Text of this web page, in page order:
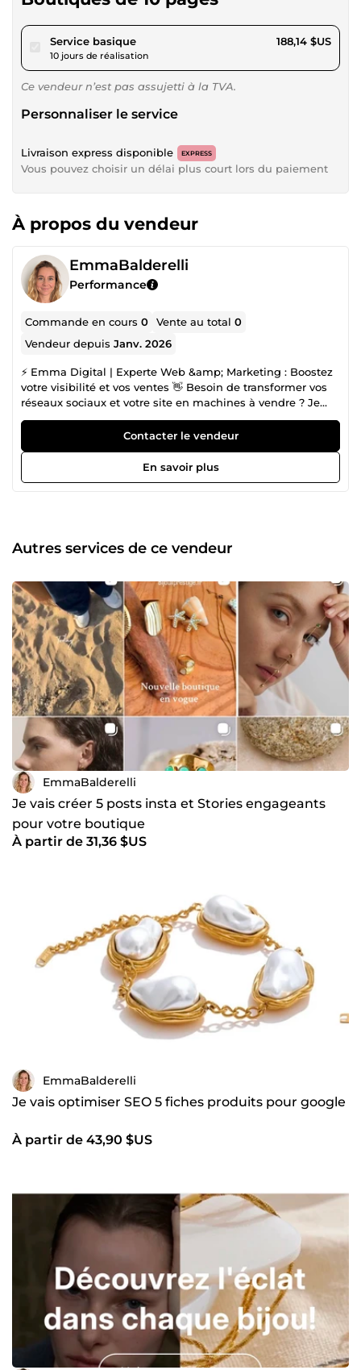
Service basiquepour 173,40 $US
10 jours de réalisation
188,14 $US
Ce vendeur n’est pas assujetti à la TVA.
Personnaliser le service
Livraison express disponible EXPRESS
Vous pouvez choisir un délai plus court lors du paiement
À propos du vendeur
EmmaBalderelli
Performance
Commande en cours0 Vente au total0
Vendeur depuisJanv. 2026
⚡ Emma Digital | Experte Web &amp; Marketing : Boostez
votre visibilité et vos ventes 👋 Besoin de transformer vos
réseaux sociaux et votre site en machines à vendre ? Je
suis Emma, fondatrice d'Emma Digital. Mon métier ? Allier
la technique du web au pouvoir du marketing pour
propulser les boutiques, restos et entrepreneurs vers leurs
objectifs. 🌟 Pourquoi me confier votre projet ? Approche
360° : Je ne crée pas juste du contenu, je bâtis une
boutique de bijoux grâce à ma méthode. 🛠️ Mes domaines
d'intervention : 📱 Social Media : Posts Insta pro, Stories
Meta (FB/IG) : Campagnes optimisées dès 50€ de budget
pour un ROI tracké. 🌐 Création Web : Sites vitrines et e-
commerces (WordPress/Shopify) modernes et SEO-
friendly. 🔍 SEO &amp; Rédaction : Optimisation de fiches
produits pour doubler vos clics Google. 📩 Emailing :
Newsletters qui convertissent (Mailchimp / Brevo). 💎 Les
engagements d'Emma Digital : ✅ Réactivité : Je réponds
en 48h max à vos demandes. ✅ Qualité : Satisfaction 5⭐
garantie. ✅ Transparence : Un accompagnement
pédagogique, sans jargon technique inutile. 📩 Prêt(e) à
transformer vos likes en clients ? Envoyez-moi un message
pour discuter de votre projet ! #CommunityManager
#TrafficManager #WebDesign #MetaAds #SEO
Contacter le vendeur
En savoir plus
Autres services de ce vendeur
EmmaBalderelli
Je vais créer 5 posts insta et Stories engageants
pour votre boutique
À partir de 31,36 $US
EmmaBalderelli
Je vais optimiser SEO 5 fiches produits pour google
À partir de 43,90 $US